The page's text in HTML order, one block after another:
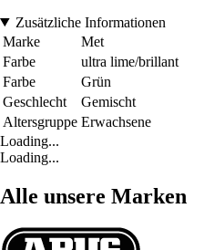
Zusätzliche Informationen
Marke
Met
Farbe
ultra lime/brillant
Farbe
Grün
Geschlecht
Gemischt
Altersgruppe Erwachsene
Loading...
Loading...
Alle unsere Marken